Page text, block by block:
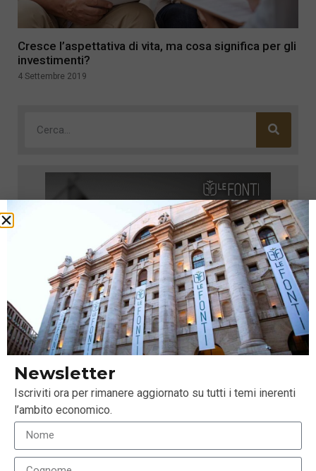
Cresce l’aspettativa di vita, ma cosa significa per gli
investimenti?
4 Settembre 2019
Newsletter
Iscriviti ora per rimanere aggiornato su tutti i temi inerenti
l’ambito economico.